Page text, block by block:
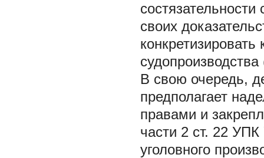
своих
В свою очередь,
предполагает
правами и
части 2 ст. 22
уголовного